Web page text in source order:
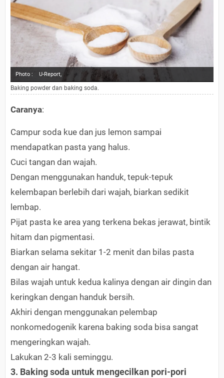
Photo : U-Report,
Baking powder dan baking soda.
Caranya:
Campur soda kue dan jus lemon sampai
mendapatkan pasta yang halus.
Cuci tangan dan wajah.
Dengan menggunakan handuk, tepuk-tepuk
kelembapan berlebih dari wajah, biarkan sedikit
lembap.
Pijat pasta ke area yang terkena bekas jerawat, bintik
hitam dan pigmentasi.
Biarkan selama sekitar 1-2 menit dan bilas pasta
dengan air hangat.
Bilas wajah untuk kedua kalinya dengan air dingin dan
keringkan dengan handuk bersih.
Akhiri dengan menggunakan pelembap
nonkomedogenik karena baking soda bisa sangat
mengeringkan wajah.
Lakukan 2-3 kali seminggu.
3. Baking soda untuk mengecilkan pori-pori